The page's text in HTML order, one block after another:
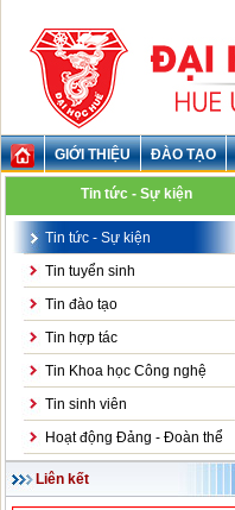
GIỚI THIỆU ĐÀO TẠO
Tin tức - Sự kiện
Tin tức - Sự kiện
Tin tuyển sinh
Tin đào tạo
Tin hợp tác
Tin Khoa học Công nghệ
Tin sinh viên
Hoạt động Đảng - Đoàn thể
Liên kết